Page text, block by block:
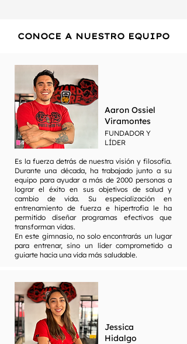
CONOCE A NUESTRO EQUIPO
Aaron Ossiel
Viramontes
FUNDADOR Y
LÍDER
Es la fuerza detrás de nuestra visión y filosofía.
Durante una década, ha trabajado junto a su
equipo para ayudar a más de 2000 personas a
lograr el éxito en sus objetivos de salud y
cambio de vida. Su especialización en
entrenamiento de fuerza e hipertrofia le ha
permitido diseñar programas efectivos que
transforman vidas.
En este gimnasio, no solo encontrarás un lugar
para entrenar, sino un líder comprometido a
guiarte hacia una vida más saludable.
Jessica
Hidalgo